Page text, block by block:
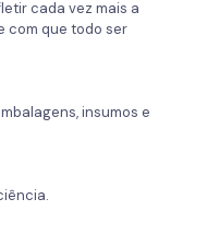
cada vez mais a
com que todo ser
insumos e